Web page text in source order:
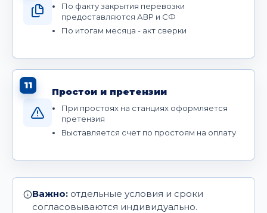
По факту закрытия перевозки
предоставляются АВР и СФ
По итогам месяца - акт сверки
11
Простои и претензии
При простоях на станциях оформляется
претензия
Выставляется счет по простоям на оплату
Важно: отдельные условия и сроки
согласовываются индивидуально.